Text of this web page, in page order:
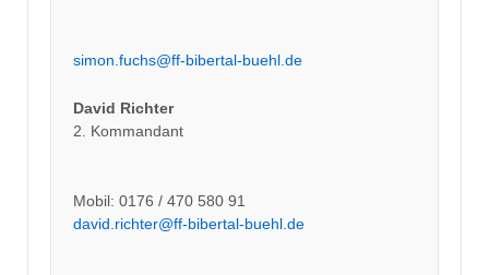
simon.fuchs@ff-bibertal-buehl.de
David Richter
2. Kommandant
Mobil: 0176 / 470 580 91
david.richter@ff-bibertal-buehl.de